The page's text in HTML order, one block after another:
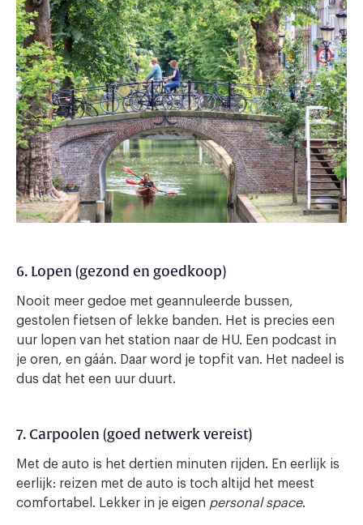
6. Lopen (gezond en goedkoop)
Nooit meer gedoe met geannuleerde bussen,
gestolen fietsen of lekke banden. Het is precies een
uur lopen van het station naar de HU. Een podcast in
je oren, en gáán. Daar word je topfit van. Het nadeel is
dus dat het een uur duurt.
7. Carpoolen (goed netwerk vereist)
Met de auto is het dertien minuten rijden. En eerlijk is
eerlijk: reizen met de auto is toch altijd het meest
comfortabel. Lekker in je eigen personal space.